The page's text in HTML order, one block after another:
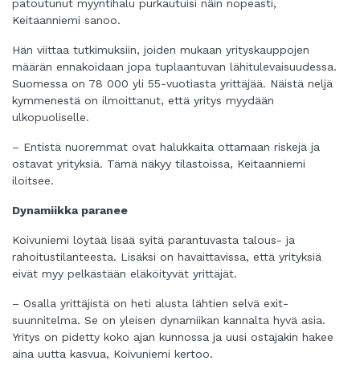
patoutunut myyntihalu purkautuisi näin nopeasti,
Keitaanniemi sanoo.
Hän viittaa tutkimuksiin, joiden mukaan yrityskauppojen
määrän ennakoidaan jopa tuplaantuvan lähitulevaisuudessa.
Suomessa on 78 000 yli 55-vuotiasta yrittäjää. Näistä neljä
kymmenestä on ilmoittanut, että yritys myydään
ulkopuoliselle.
– Entistä nuoremmat ovat halukkaita ottamaan riskejä ja
ostavat yrityksiä. Tämä näkyy tilastoissa, Keitaanniemi
iloitsee.
Dynamiikka paranee
Koivuniemi löytää lisää syitä parantuvasta talous- ja
rahoitustilanteesta. Lisäksi on havaittavissa, että yrityksiä
eivät myy pelkästään eläköityvät yrittäjät.
– Osalla yrittäjistä on heti alusta lähtien selvä exit-
suunnitelma. Se on yleisen dynamiikan kannalta hyvä asia.
Yritys on pidetty koko ajan kunnossa ja uusi ostajakin hakee
aina uutta kasvua, Koivuniemi kertoo.